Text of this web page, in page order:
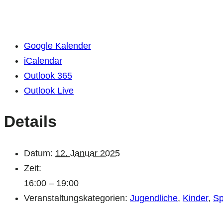
Google Kalender
iCalendar
Outlook 365
Outlook Live
Details
Datum: 12. Januar 2025
Zeit:
16:00 – 19:00
Veranstaltungskategorien: Jugendliche, Kinder,